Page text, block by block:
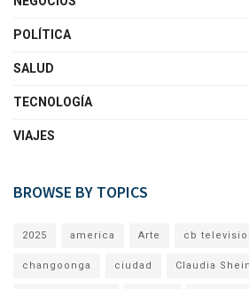
POLÍTICA
SALUD
TECNOLOGÍA
VIAJES
BROWSE BY TOPICS
2025 america Arte cb
changoonga ciudad Claudia